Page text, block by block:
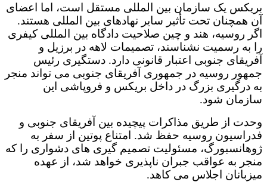
بریکس یک سازمان بین المللی مستقل است، اما اعضای
آن همچنان تحت تأثیر سایر نهادهای بین المللی هستند.
اگر روسیه، هند و چین صلاحیت دادگاه بین المللی کیفری
را به رسمیت نشناسند، تصمیمات لاهه در برزیل و
آفریقای جنوبی اعتبار قانونی دارد. دستگیری رئیس
جمهور روسیه در جمهوری آفریقای جنوبی می تواند منجر
به درگیری بزرگ در داخل بریکس و فروپاشی این
سازمان شود.
وحدت از طریق مذاکرات پیچیده بین آفریقای جنوبی و
فدراسیون روسیه حفظ شد. امتناع پوتین از سفر به
ژوهانسبورگ، مسئولیت تصمیم گیری های دشواری را که
منجر به عواقب جبران ناپذیری خواهد شد، از عهده
میزبانان اجلاس می کاهد.